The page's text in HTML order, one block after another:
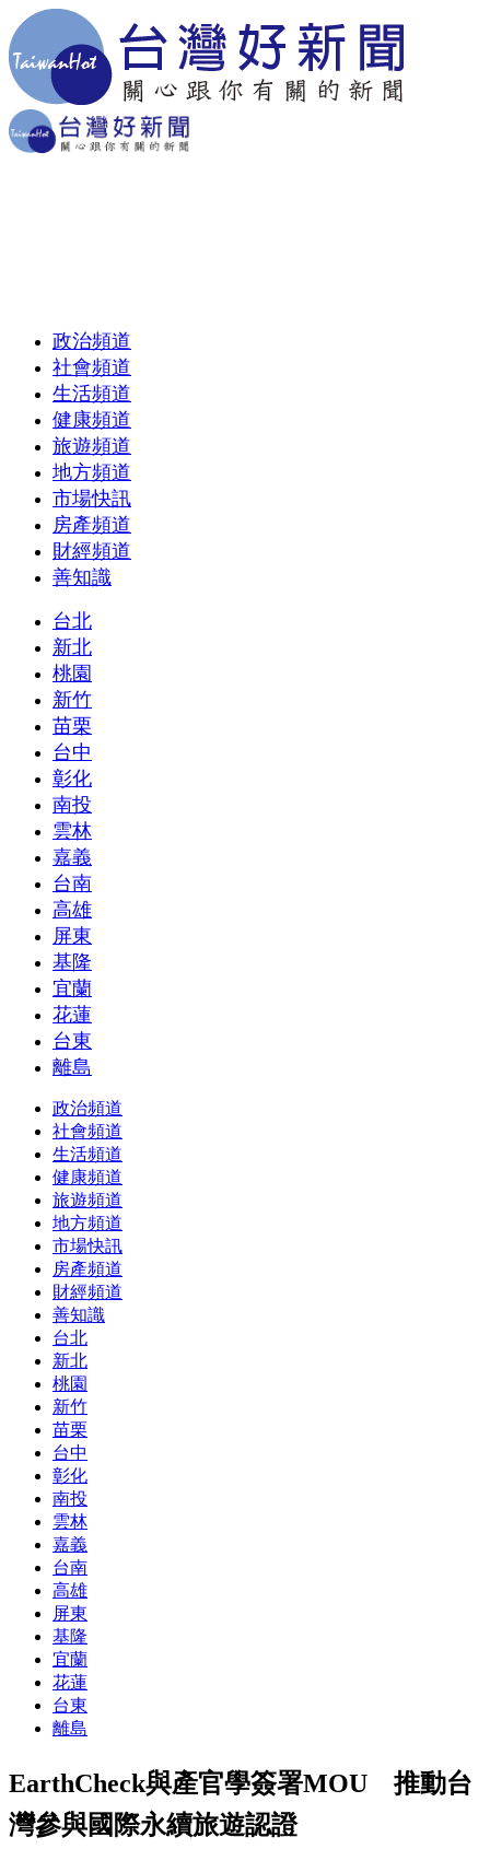
政治頻道
社會頻道
生活頻道
健康頻道
旅遊頻道
地方頻道
市場快訊
房產頻道
財經頻道
善知識
台北
新北
桃園
新竹
苗栗
台中
彰化
南投
雲林
嘉義
台南
高雄
屏東
基隆
宜蘭
花蓮
台東
離島
政治頻道
社會頻道
生活頻道
健康頻道
旅遊頻道
地方頻道
市場快訊
房產頻道
財經頻道
善知識
台北
新北
桃園
新竹
苗栗
台中
彰化
南投
雲林
嘉義
台南
高雄
屏東
基隆
宜蘭
花蓮
台東
離島
EarthCheck與產官學簽署MOU 推動台
灣參與國際永續旅遊認證